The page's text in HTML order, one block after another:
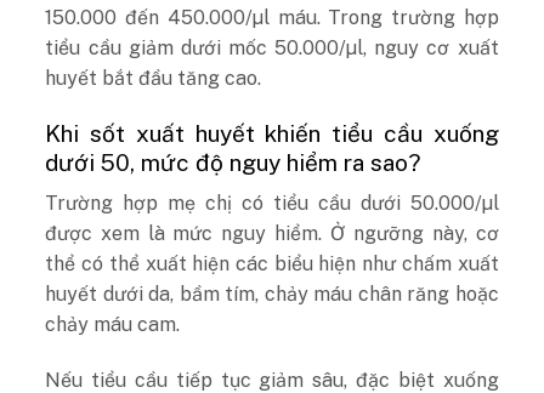
150.000 đến 450.000/µl máu. Trong trường hợp
tiểu cầu giảm dưới mốc 50.000/µl, nguy cơ xuất
huyết bắt đầu tăng cao.
Khi sốt xuất huyết khiến tiểu cầu xuống
dưới 50, mức độ nguy hiểm ra sao?
Trường hợp mẹ chị có tiểu cầu dưới 50.000/µl
được xem là mức nguy hiểm. Ở ngưỡng này, cơ
thể có thể xuất hiện các biểu hiện như chấm xuất
huyết dưới da, bầm tím, chảy máu chân răng hoặc
chảy máu cam.
Nếu tiểu cầu tiếp tục giảm sâu, đặc biệt xuống